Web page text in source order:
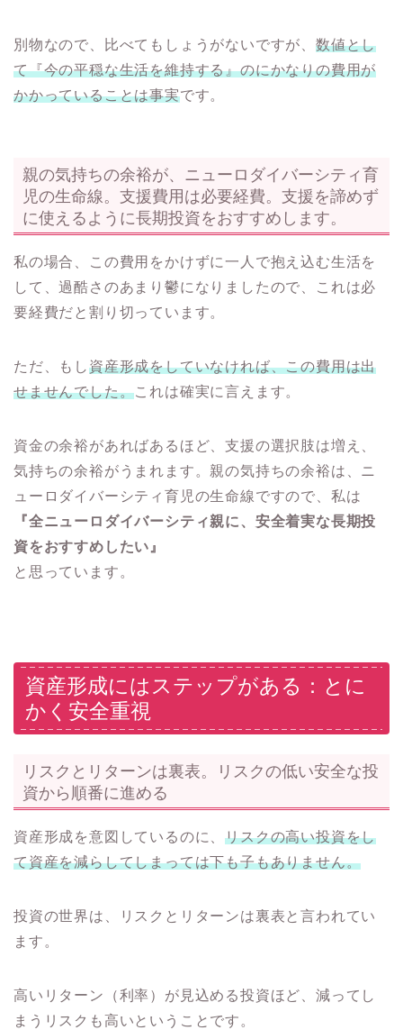
別物なので、比べてもしょうがないですが、 数値とし
て『今の平穏な生活を維持する』のにかなりの費用が
かかっていることは事実です。
親の気持ちの余裕が、ニューロダイバーシティ育
児の生命線。支援費用は必要経費。支援を諦めず
に使えるように長期投資をおすすめします。
私の場合、この費用をかけずに一人で抱え込む生活を
して、過酷さのあまり鬱になりましたので、これは必
要経費だと割り切っています。
ただ、もし資産形成をしていなければ、この費用は出
せませんでした。これは確実に言えます。
資金の余裕があればあるほど、支援の選択肢は増え、
気持ちの余裕がうまれます。親の気持ちの余裕は、ニ
ューロダイバーシティ育児の生命線ですので、私は
『全ニューロダイバーシティ親に、安全着実な長期投
資をおすすめしたい』
と思っています。
資産形成にはステップがある：とに
かく安全重視
リスクとリターンは裏表。リスクの低い安全な投
資から順番に進める
資産形成を意図しているのに、リスクの高い投資をし
て資産を減らしてしまっては下も子もありません。
投資の世界は、リスクとリターンは裏表と言われてい
ます。
高いリターン（利率）が見込める投資ほど、減ってし
まうリスクも高いということです。